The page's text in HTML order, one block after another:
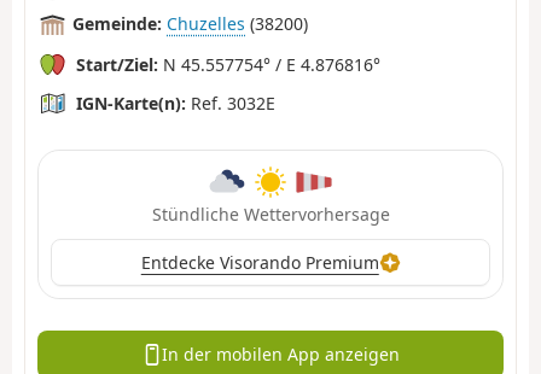
Gemeinde: Chuzelles (38200)
Start/Ziel: N 45.557754° / E 4.876816°
IGN-Karte(n): Ref. 3032E
Stündliche Wettervorhersage
Entdecke Visorando Premium
In der mobilen App anzeigen